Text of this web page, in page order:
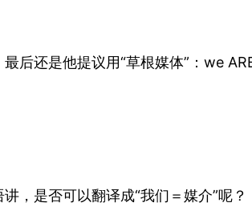
后还是他提议用“草根媒体”：we
，是否可以翻译成“我们＝媒介”呢？